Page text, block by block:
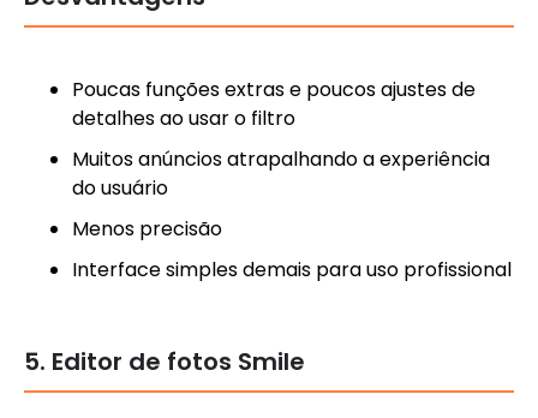
Poucas funções extras e poucos ajustes de
detalhes ao usar o filtro
Muitos anúncios atrapalhando a experiência
do usuário
Menos precisão
Interface simples demais para uso profissional
5. Editor de fotos Smile